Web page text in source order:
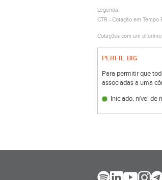
Legenda:
CTR - Cotação em Tempo
Cotações com um
PERFIL BIG
Para permitir que
associadas a uma
Iniciado, nível de